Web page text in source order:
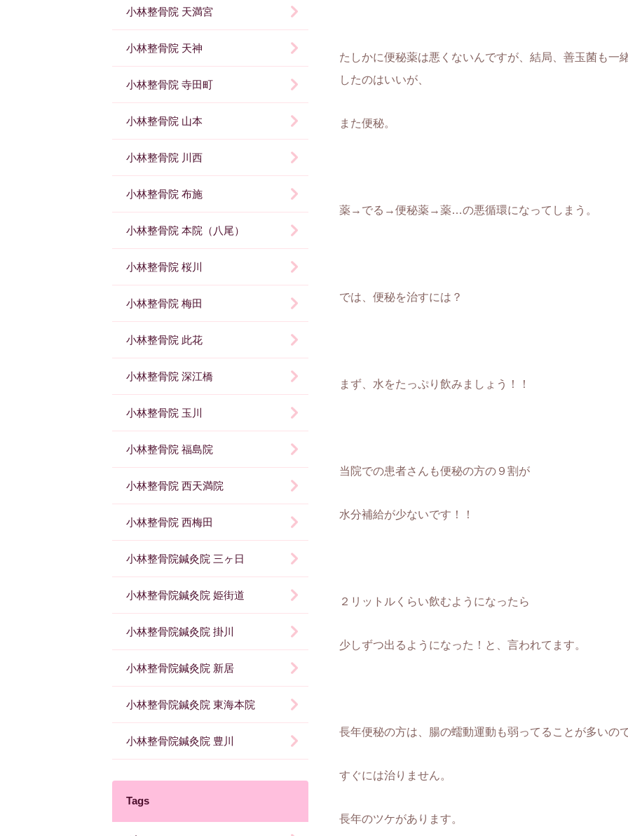
たしかに便秘薬は悪くないんですが、結局、善玉菌も一
したのはいいが、
また便秘。
薬→でる→便秘薬→薬…の悪循環になってしまう。
では、便秘を治すには？
まず、水をたっぷり飲みましょう！！
当院での患者さんも便秘の方の９割が
水分補給が少ないです！！
２リットルくらい飲むようになったら
少しずつ出るようになった！と、言われてます。
長年便秘の方は、腸の蠕動運動も弱ってることが多いので
すぐには治りません。
長年のツケがあります。
小林整骨院 天満宮
小林整骨院 天神
小林整骨院 寺田町
小林整骨院 山本
小林整骨院 川西
小林整骨院 布施
小林整骨院 本院（八尾）
小林整骨院 桜川
小林整骨院 梅田
小林整骨院 此花
小林整骨院 深江橋
小林整骨院 玉川
小林整骨院 福島院
小林整骨院 西天満院
小林整骨院 西梅田
小林整骨院鍼灸院 三ヶ日
小林整骨院鍼灸院 姫街道
小林整骨院鍼灸院 掛川
小林整骨院鍼灸院 新居
小林整骨院鍼灸院 東海本院
小林整骨院鍼灸院 豊川
Tags